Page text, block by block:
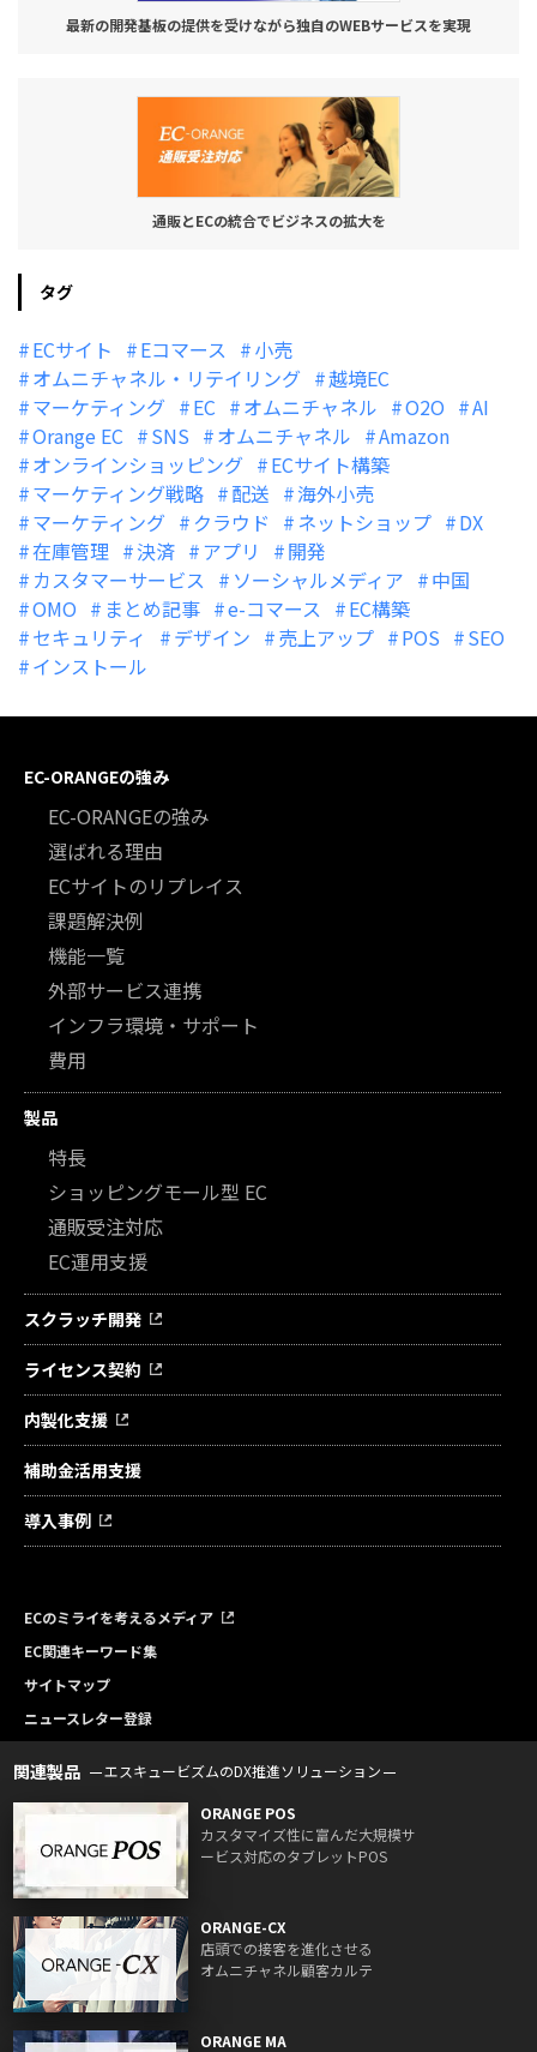
最新の開発基板の提供を受けながら独自のWEBサービスを実現
通販とECの統合でビジネスの拡大を
タグ
ECサイト Eコマース
小売
オムニチャネル・リテイリング
越境EC
マーケティング
EC オムニチャネル O2O
AI
Orange EC
SNS オムニチャネル
Amazon
オンラインショッピング
ECサイト構築
マーケティング戦略
配送
海外小売
マーケティング
クラウド ネットショップ
DX
在庫管理
決済 アプリ
開発
カスタマーサービス
ソーシャルメディア
中国
OMO
まとめ記事 e-コマース
EC構築
セキュリティ
デザイン 売上アップ POS
SEO
インストール
EC-ORANGEの強み
EC-ORANGEの強み
選ばれる理由
ECサイトのリプレイス
課題解決例
機能一覧
外部サービス連携
インフラ環境・サポート
費用
製品
特長
ショッピングモール型 EC
通販受注対応
EC運用支援
スクラッチ開発
ライセンス契約
内製化支援
補助金活用支援
導入事例
ECのミライを考えるメディア
EC関連キーワード集
サイトマップ
ニュースレター登録
関連製品 エスキュービズムのDX推進ソリューション
ORANGE POS
カスタマイズ性に富んだ大規模サ
ービス対応のタブレットPOS
ORANGE-CX
店頭での接客を進化させる
オムニチャネル顧客カルテ
ORANGE MA